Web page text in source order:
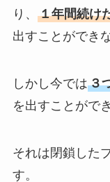
り、 １年間続け
出すことができ
しかし今では３
を出すことがで
それは閉鎖した
す。